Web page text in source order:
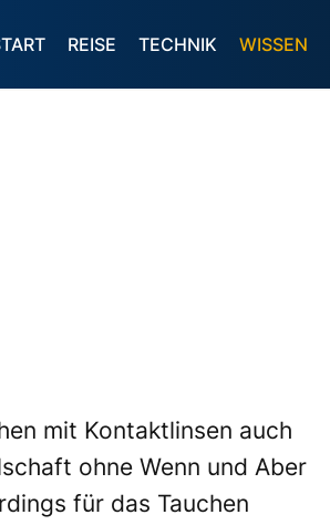
REISE TECHNIK WISSEN
mit Kontaktlinsen auch
ohne Wenn und Aber
für das Tauchen